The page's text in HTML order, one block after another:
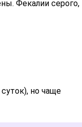
Фекалии серого,
но чаще